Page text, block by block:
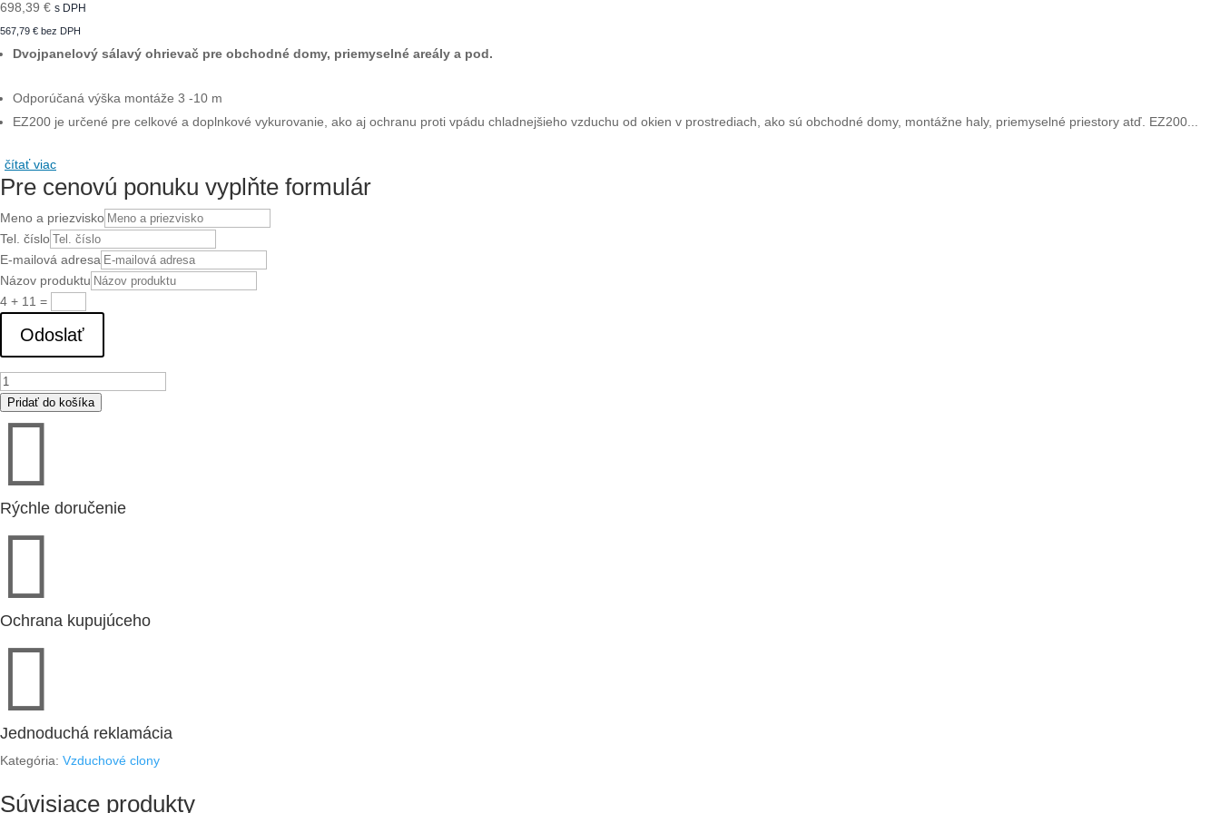
698,39 € s DPH
567,79 € bez DPH
Dvojpanelový sálavý ohrievač pre obchodné domy, priemyselné areály a pod.
Odporúčaná výška montáže 3 -10 m
EZ200 je určené pre celkové a doplnkové vykurovanie, ako aj ochranu proti vpádu chladnejšieho vzduchu od okien v prostrediach, ako sú obchodné domy, montážne haly, priemyselné priestory atď. EZ200...
čítať viac
Pre cenovú ponuku vyplňte formulár
Meno a priezvisko
Tel. číslo
E-mailová adresa
Názov produktu
4 + 11 =
Odoslať
množstvo
EZ22231
ELZTRIP
Pridať do košíka

Rýchle doručenie

Ochrana kupujúceho

Jednoduchá reklamácia
Kategória: Vzduchové clony
Súvisiace produkty